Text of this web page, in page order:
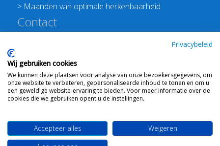
> Maanden van optimale herkenbaarheid
Contact
E:info@floravannederland.nl
Plein 1992 70F 6221JP Maastricht
T: 06 41237586
KVK: 76114821 btw: NL860512289B01
WebdesignTon Haexvoor © 2008 - 2026 Flora van
Privacybeleid
Wij gebruiken cookies
We kunnen deze plaatsen voor analyse van onze bezoekersgegevens, om
onze website te verbeteren, gepersonaliseerde inhoud te tonen en om u
een geweldige website-ervaring te bieden. Voor meer informatie over de
cookies die we gebruiken opent u de instellingen.
Accepteer alles
Weigeren